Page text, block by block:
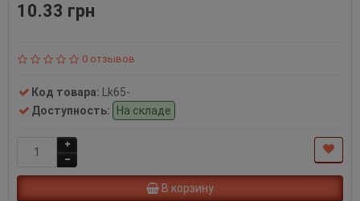
10.33 грн
0 отзывов
Код товара: Lk65-
Доступность:
На складе
В корзину